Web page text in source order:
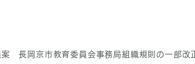
案 長岡京市教育委員会事務局組織規則の一部改